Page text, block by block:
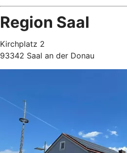
Region Saal
Kirchplatz 2
93342 Saal an der Donau